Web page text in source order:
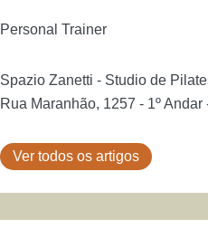
Personal Trainer
Spazio Zanetti - Studio de
Rua Maranhão, 1257 - 1º
Ver todos os artigos